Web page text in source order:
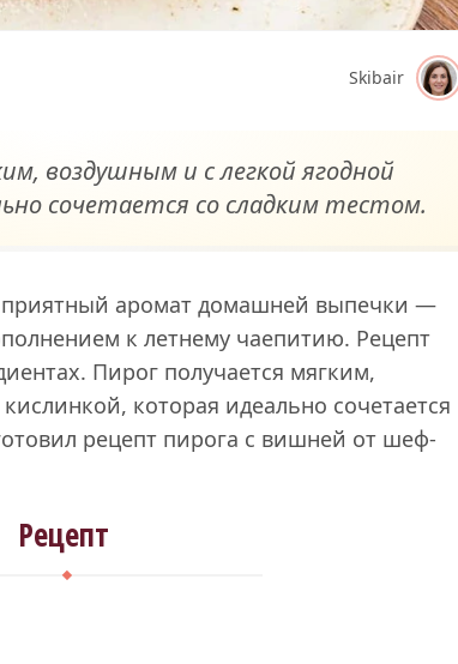
Skibair
воздушным и с легкой ягодной
сочетается со сладким тестом.
аромат домашней выпечки —
к летнему чаепитию. Рецепт
Пирог получается мягким,
которая идеально сочетается
рецепт пирога с вишней от шеф-
Рецепт